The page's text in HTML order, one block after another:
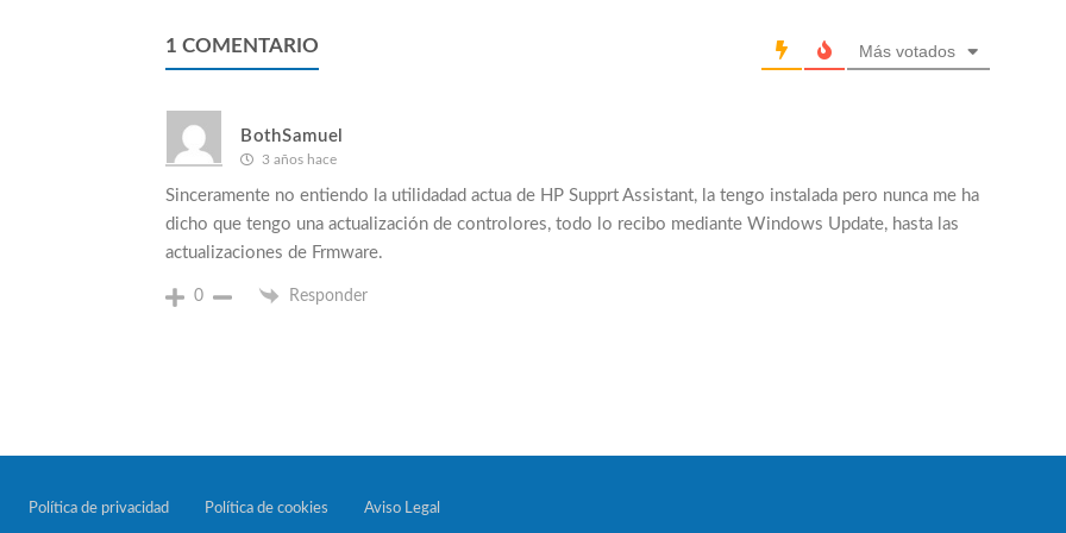
1 COMENTARIO Más votados
BothSamuel
3 años hace
Sinceramente no entiendo la utilidadad actua de HP Supprt Assistant, la tengo instalada pero nunca me ha
dicho que tengo una actualización de controlores, todo lo recibo mediante Windows Update, hasta las
actualizaciones de Frmware.
0 Responder
Política de privacidad Política de cookies Aviso Legal